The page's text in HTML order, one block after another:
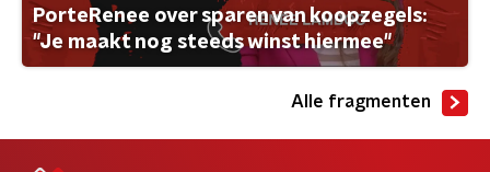
PorteRenee over sparen van koopzegels:
"Je maakt nog steeds winst hiermee"
Alle fragmenten